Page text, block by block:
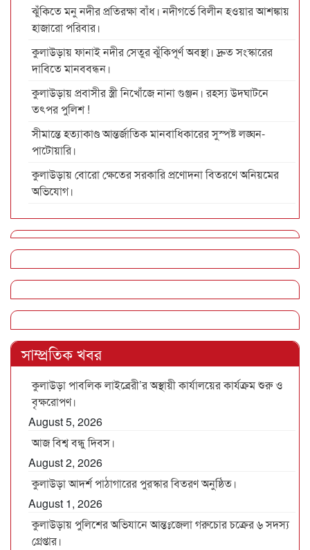
ঝুঁকিতে মনু নদীর প্রতিরক্ষা বাঁধ। নদীগর্ভে বিলীন হওয়ার আশঙ্কায়
হাজারো পরিবার।
কুলাউড়ায় ফানাই নদীর সেতুর ঝুঁকিপূর্ণ অবস্থা। দ্রুত সংস্কারের
দাবিতে মানববন্ধন।
কুলাউড়ায় প্রবাসীর স্ত্রী নিখোঁজে নানা গুঞ্জন। রহস্য উদঘাটনে
তৎপর পুলিশ !
সীমান্তে হত্যাকাণ্ড আন্তর্জাতিক মানবাধিকারের সুস্পষ্ট লঙ্ঘন-
পাটোয়ারি।
কুলাউড়ায় বোরো ক্ষেতের সরকারি প্রণোদনা বিতরণে অনিয়মের
অভিযোগ।
সাম্প্রতিক খবর
কুলাউড়া পাবলিক লাইব্রেরী’র অস্থায়ী কার্যালয়ের কার্যক্রম শুরু ও
বৃক্ষরোপণ।
August 5, 2026
আজ বিশ্ব বন্ধু দিবস।
August 2, 2026
কুলাউড়া আদর্শ পাঠাগারের পুরস্কার বিতরণ অনুষ্ঠিত।
August 1, 2026
কুলাউড়ায় পুলিশের অভিযানে আন্তঃজেলা গরুচোর চক্রের ৬ সদস্য
গ্রেপ্তার।